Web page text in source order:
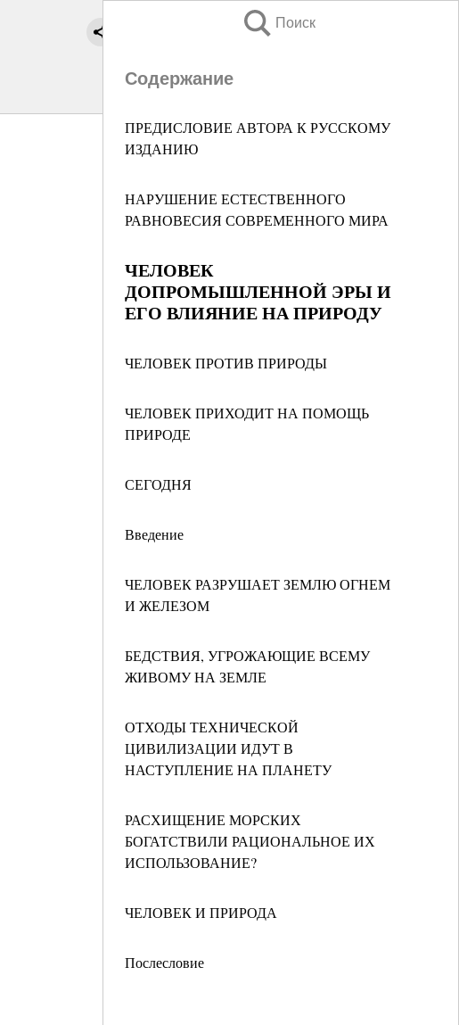
Поиск
Содержание
ПРЕДИСЛОВИЕ АВТОРА К РУССКОМУ
ИЗДАНИЮ
НАРУШЕНИЕ ЕСТЕСТВЕННОГО
РАВНОВЕСИЯ СОВРЕМЕННОГО МИРА
ЧЕЛОВЕК
ДОПРОМЫШЛЕННОЙ ЭРЫ И
ЕГО ВЛИЯНИЕ НА ПРИРОДУ
ЧЕЛОВЕК ПРОТИВ ПРИРОДЫ
ЧЕЛОВЕК ПРИХОДИТ НА ПОМОЩЬ
ПРИРОДЕ
СЕГОДНЯ
Введение
ЧЕЛОВЕК РАЗРУШАЕТ ЗЕМЛЮ ОГНЕМ
И ЖЕЛЕЗОМ
БЕДСТВИЯ, УГРОЖАЮЩИЕ ВСЕМУ
ЖИВОМУ НА ЗЕМЛЕ
ОТХОДЫ ТЕХНИЧЕСКОЙ
ЦИВИЛИЗАЦИИ ИДУТ В
НАСТУПЛЕНИЕ НА ПЛАНЕТУ
РАСХИЩЕНИЕ МОРСКИХ
БОГАТСТВИЛИ РАЦИОНАЛЬНОЕ ИХ
ИСПОЛЬЗОВАНИЕ?
ЧЕЛОВЕК И ПРИРОДА
Послесловие